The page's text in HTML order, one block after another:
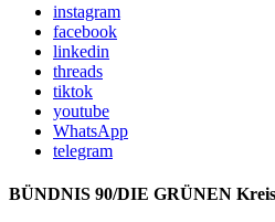
instagram
facebook
linkedin
threads
tiktok
youtube
WhatsApp
telegram
BÜNDNIS 90/DIE GRÜNEN